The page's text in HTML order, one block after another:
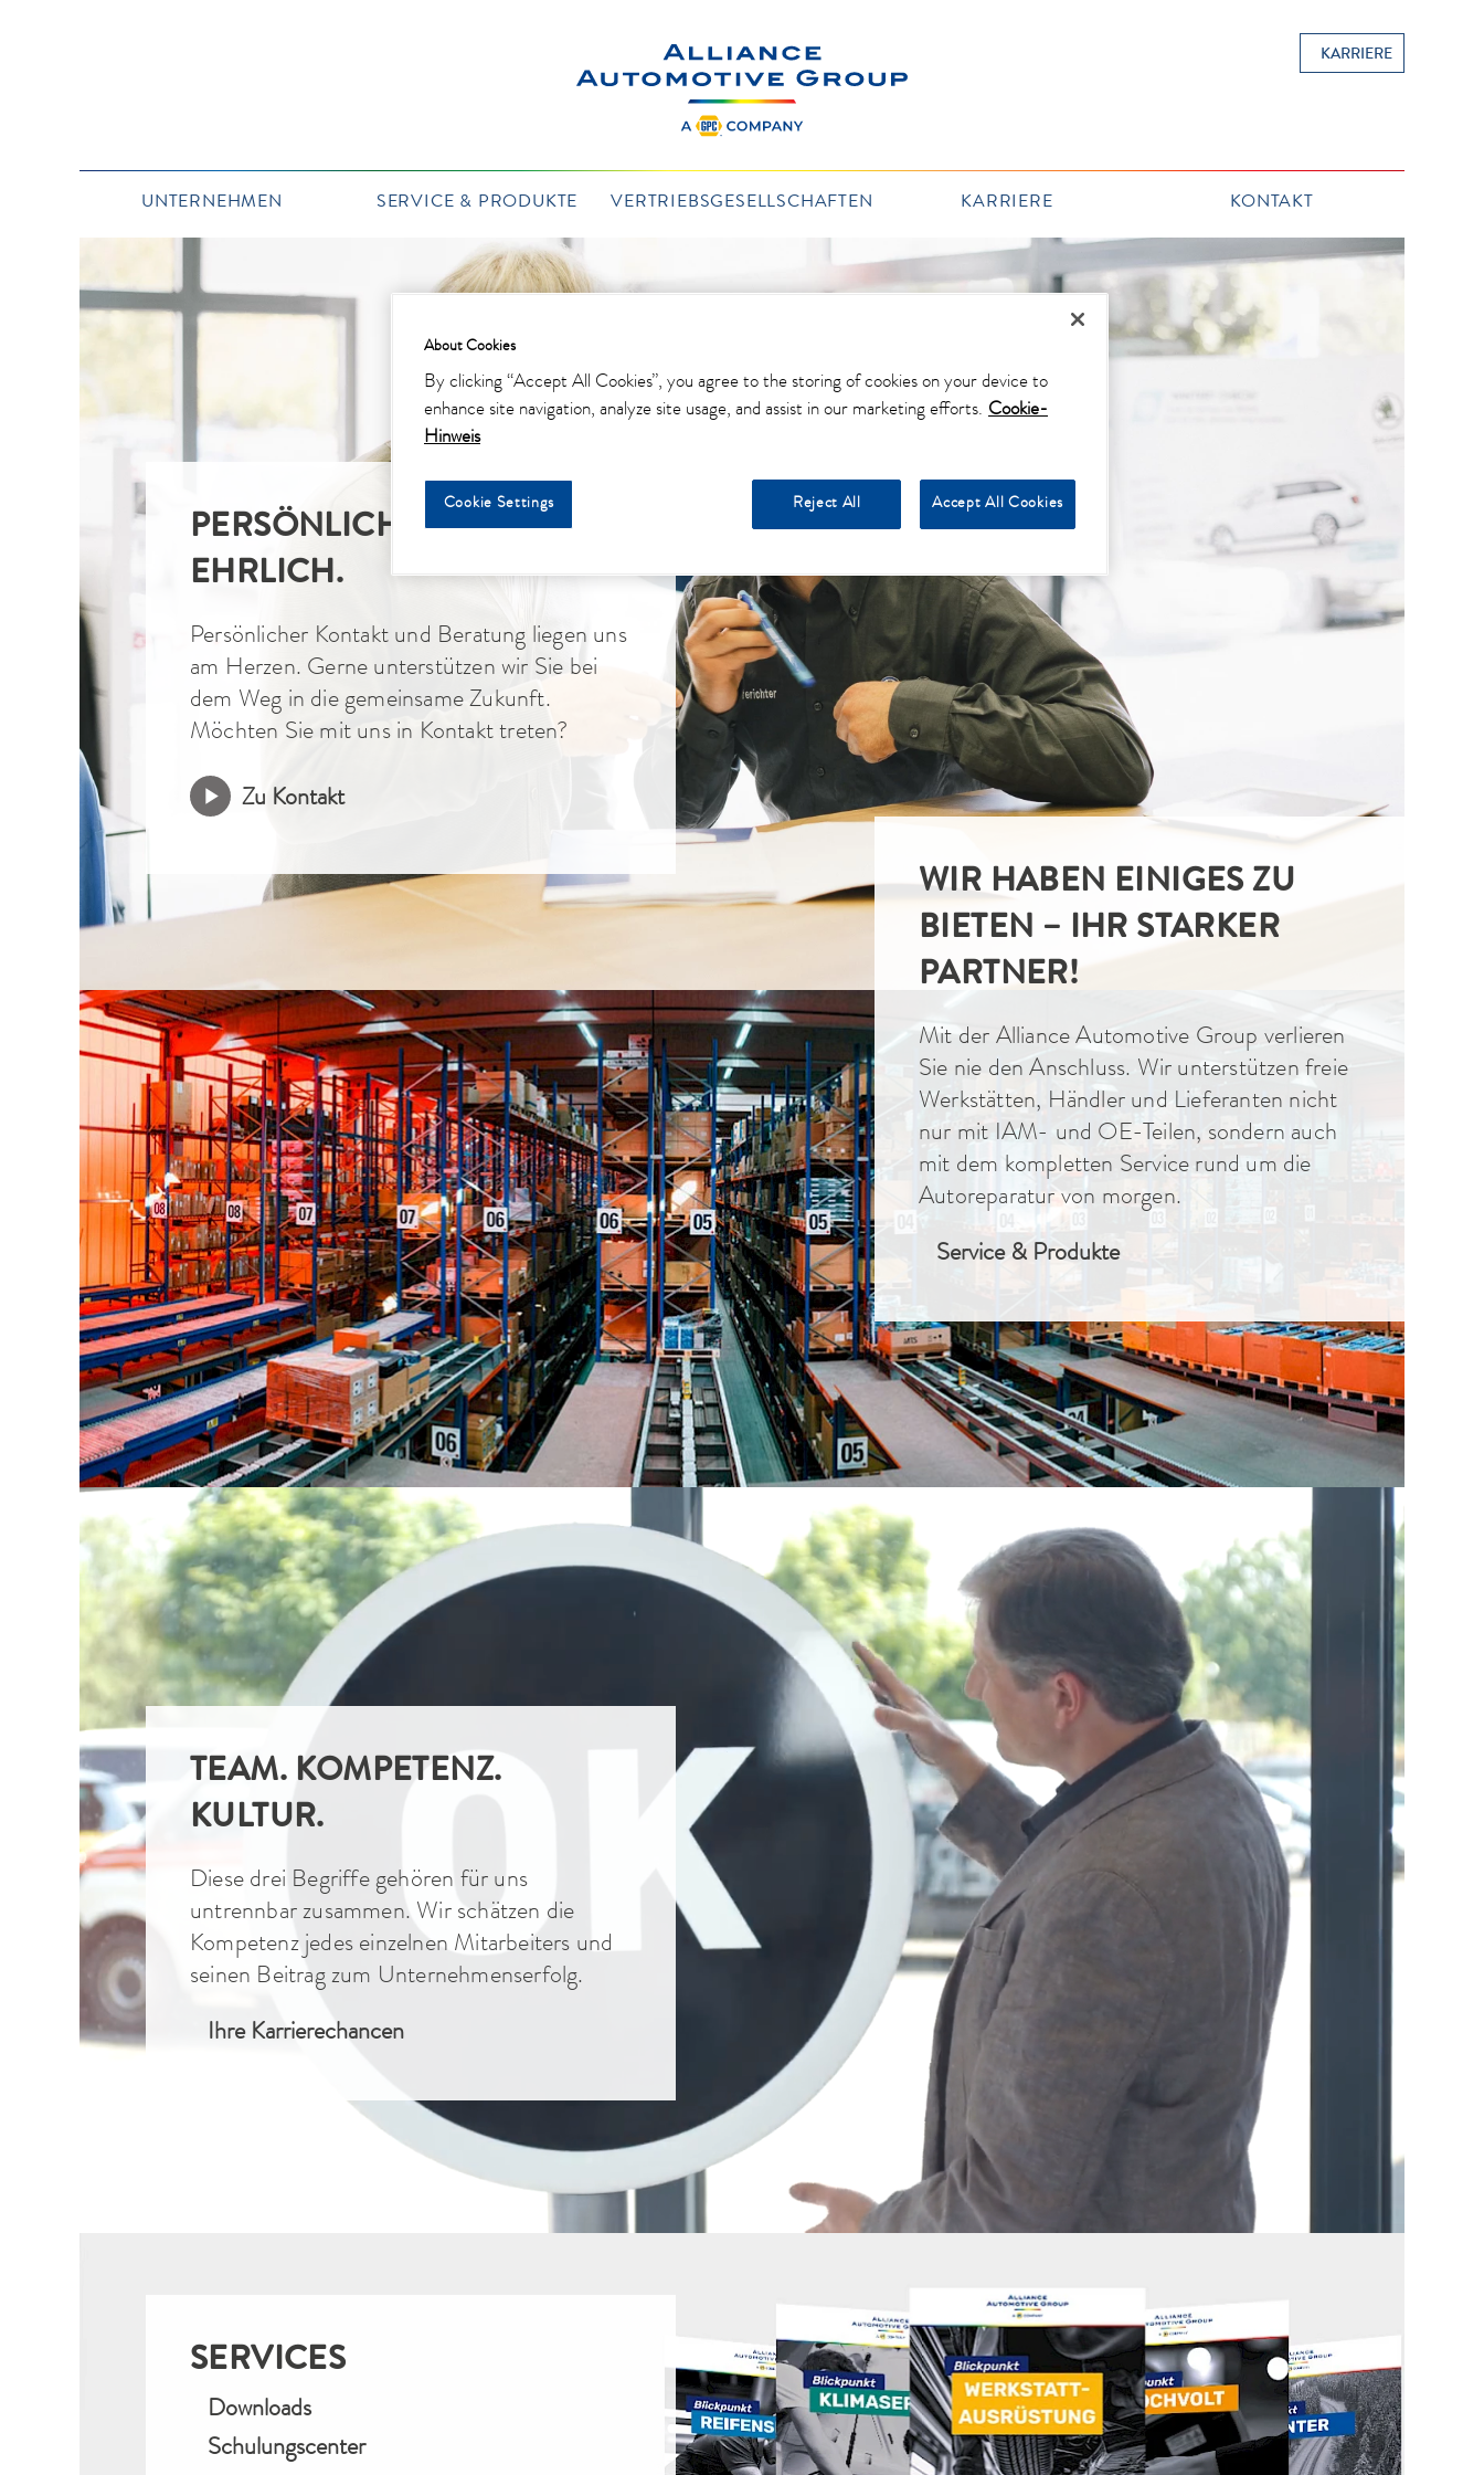
UNTERNEHMEN SERVICE & PRODUKTE VERTRIEBSGESELLSCHAFTEN KARRIERE KONTAKT
KARRIERE
PERSÖNLICH. NAH.
EHRLICH.
Persönlicher Kontakt und Beratung liegen uns
am Herzen. Gerne unterstützen wir Sie bei
dem Weg in die gemeinsame Zukunft.
Möchten Sie mit uns in Kontakt treten?
Zu Kontakt
WIR HABEN EINIGES ZU
BIETEN – IHR STARKER
PARTNER!
Mit der Alliance Automotive Group verlieren
Sie nie den Anschluss. Wir unterstützen freie
Werkstätten, Händler und Lieferanten nicht
nur mit IAM- und OE-Teilen, sondern auch
mit dem kompletten Service rund um die
Autoreparatur von morgen.
Service & Produkte
TEAM. KOMPETENZ.
KULTUR.
Diese drei Begriffe gehören für uns
untrennbar zusammen. Wir schätzen die
Kompetenz jedes einzelnen Mitarbeiters und
seinen Beitrag zum Unternehmenserfolg.
Ihre Karrierechancen
SERVICES
Downloads
Schulungscenter
About Cookies
By clicking “Accept All Cookies”, you agree to the storing of cookies on your device to
enhance site navigation, analyze site usage, and assist in our marketing efforts. Cookie-
Hinweis
Reject All Accept All Cookies
Cookie Settings